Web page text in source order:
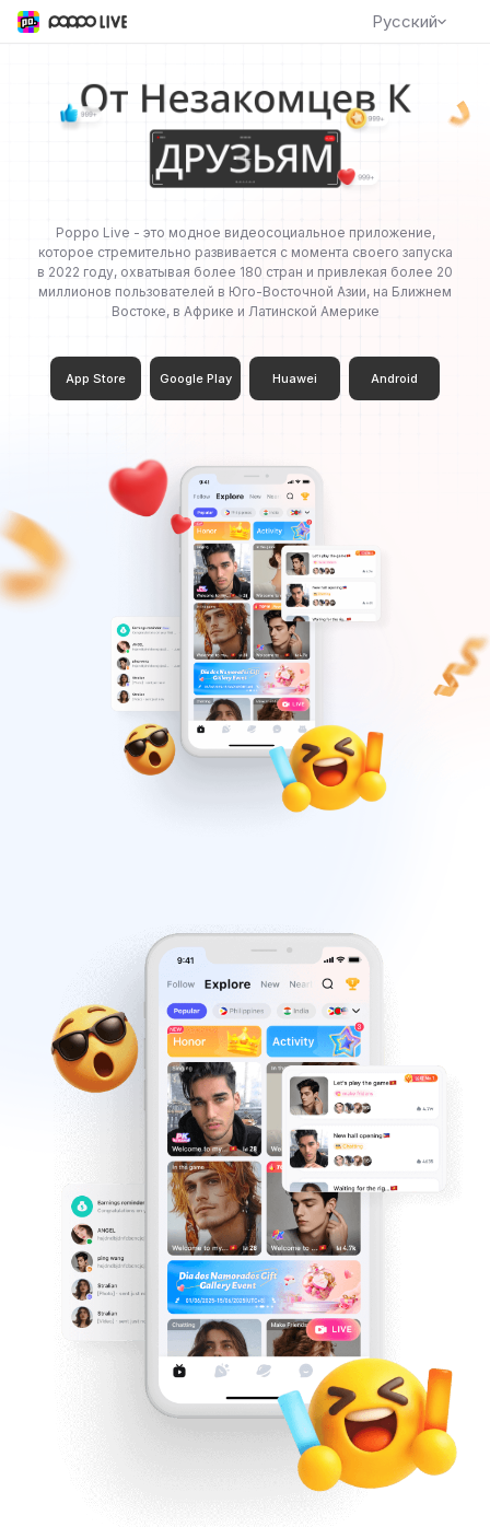
Русский
Poppo Live - это модное видеосоциальное приложение,
которое стремительно развивается с момента своего запуска
в 2022 году, охватывая более 180 стран и привлекая более 20
миллионов пользователей в Юго-Восточной Азии, на Ближнем
Востоке, в Африке и Латинской Америке
App Store Google Play Huawei Android